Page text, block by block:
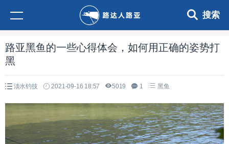
搜索
路亚黑鱼的一些心得体会，如何用正确的姿势打
黑
淡水钓技 2021-09-16 18:57 5019 1 黑鱼